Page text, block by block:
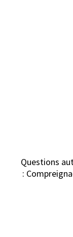
Questions
: